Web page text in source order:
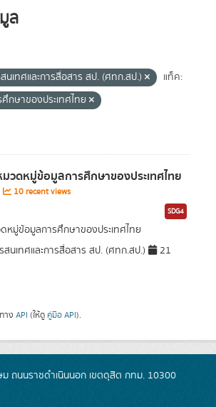
ล
นเทศและการสื่อสาร สป. (ศทก.สป.)
แท็ค:
กษาของประเทศไทย
วดหมู่ข้อมูลการศึกษาของประเทศไทย
10 recent views
SDG4
หมู่ข้อมูลการศึกษาของประเทศไทย
สนเทศและการสื่อสาร สป. (ศทก.สป.)
21
าง API (ให้ดู คู่มือ API).
ม ถนนราชดำเนินนอก เขตดุสิต กทม. 10300